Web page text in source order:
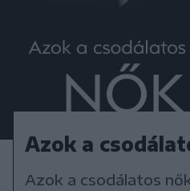
Azok a
Azok a csodálatos